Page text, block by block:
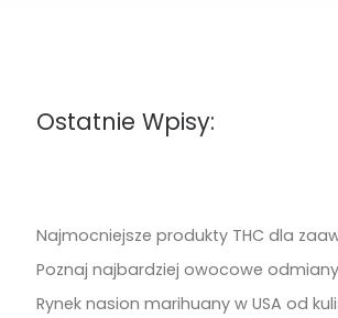
Ostatnie Wpisy:
Najmocniejsze produkty THC dla
Poznaj najbardziej owocowe
Rynek nasion marihuany w USA od